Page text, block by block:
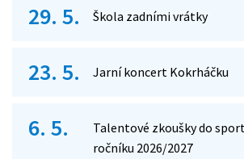
29. 5. Škola zadními vrátky
23. 5. Jarní koncert Kokrháčku
6. 5.
Talentové zkoušky do
ročníku 2026/2027